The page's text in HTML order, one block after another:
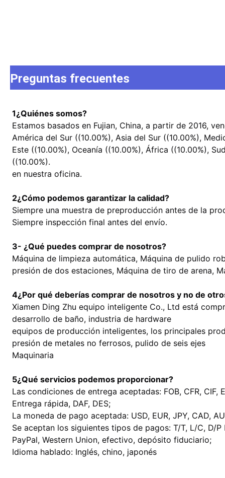
Preguntas frecuentes
1¿Quiénes somos?
Estamos basados en Fujian, China, a partir de 2016,
América del Sur ((10.00%), Asia del Sur ((10.00%),
Este ((10.00%), Oceanía ((10.00%), África ((10.00%),
((10.00%).
en nuestra oficina.
2¿Cómo podemos garantizar la calidad?
Siempre una muestra de preproducción antes de la
Siempre inspección final antes del envío.
3- ¿Qué puedes comprar de nosotros?
Máquina de limpieza automática, Máquina de pulido
presión de dos estaciones, Máquina de tiro de arena,
4¿Por qué deberías comprar de nosotros y no de
Xiamen Ding Zhu equipo inteligente Co., Ltd está
desarrollo de baño, industria de hardware
equipos de producción inteligentes, los principales
presión de metales no ferrosos, pulido de seis ejes
Maquinaria
5¿Qué servicios podemos proporcionar?
Las condiciones de entrega aceptadas: FOB, CFR, CIF,
Entrega rápida, DAF, DES;
La moneda de pago aceptada: USD, EUR, JPY, CAD,
Se aceptan los siguientes tipos de pagos: T/T, L/C, D/
PayPal, Western Union, efectivo, depósito fiduciario;
Idioma hablado: Inglés, chino, japonés